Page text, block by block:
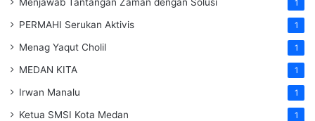
1
PERMAHI Serukan Aktivis 1
Menag Yaqut Cholil 1
MEDAN KITA 1
Irwan Manalu 1
Ketua SMSI Kota Medan 1